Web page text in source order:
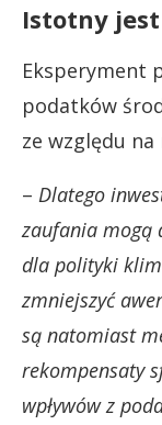
Istotny
Eksperyment
podatków
ze względu
– Dlatego
zaufania mogą
dla polityki
zmniejszyć
są natomiast
rekompensaty
wpływów z